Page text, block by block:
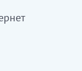
жатады
Интернет